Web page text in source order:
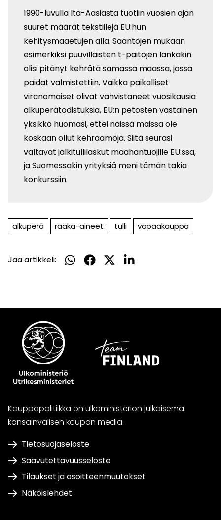
1990-luvulla Itä-Aasiasta tuotiin vuosien ajan
suuret määrät tekstiilejä EU:hun
kehitysmaaetujen alla. Sääntöjen mukaan
esimerkiksi puuvillaisten t-paitojen lankakin
olisi pitänyt kehrätä samassa maassa, jossa
paidat valmistettiin. Vaikka paikalliset
viranomaiset olivat vahvistaneet vuosikausia
alkuperätodistuksia, EU:n petosten vastainen
yksikkö huomasi, ettei näissä maissa ole
koskaan ollut kehräämöjä. Siitä seurasi
valtavat jälkitullilaskut maahantuojille EU:ssa,
ja Suomessakin yrityksiä meni tämän takia
konkurssiin.
alkuperä raaka-aineet tulli vapaakauppa
Jaa artikkeli:
Jaa
Jaa
Jaa
Jaa
Kauppapolitiikka on ulkoministeriön julkaisema
kansainvälisen kaupan media.
Tietosuojaseloste
Saavutettavuusseloste
Tilaukset ja osoitteenmuutokset
Näköislehdet